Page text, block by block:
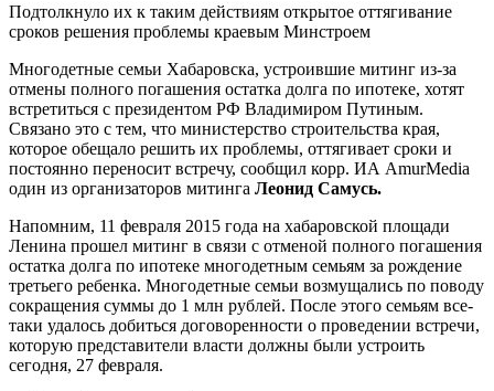
Подтолкнуло их к таким действиям открытое оттягивание
сроков решения проблемы краевым Минстроем
Многодетные семьи Хабаровска, устроившие митинг из-за
отмены полного погашения остатка долга по ипотеке, хотят
встретиться с президентом РФ Владимиром Путиным.
Связано это с тем, что министерство строительства края,
которое обещало решить их проблемы, оттягивает сроки и
постоянно переносит встречу, сообщил корр. ИА AmurMedia
один из организаторов митинга Леонид Самусь.
Напомним, 11 февраля 2015 года на хабаровской площади
Ленина прошел митинг в связи с отменой полного погашения
остатка долга по ипотеке многодетным семьям за рождение
третьего ребенка. Многодетные семьи возмущались по поводу
сокращения суммы до 1 млн рублей. После этого семьям все-
таки удалось добиться договоренности о проведении встречи,
которую представители власти должны были устроить
сегодня, 27 февраля.